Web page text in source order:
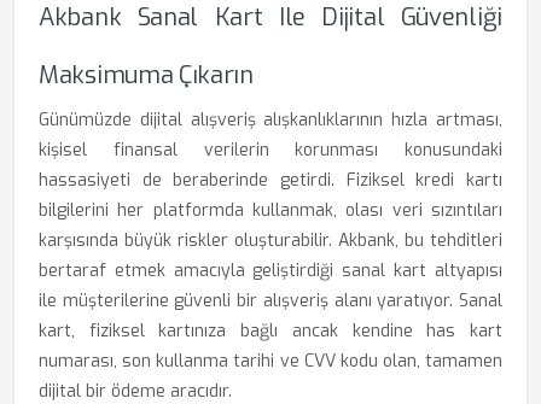
Akbank Sanal Kart Ile Dijital Güvenliği
Maksimuma Çıkarın
Günümüzde dijital alışveriş alışkanlıklarının hızla artması,
kişisel finansal verilerin korunması konusundaki
hassasiyeti de beraberinde getirdi. Fiziksel kredi kartı
bilgilerini her platformda kullanmak, olası veri sızıntıları
karşısında büyük riskler oluşturabilir. Akbank, bu tehditleri
bertaraf etmek amacıyla geliştirdiği sanal kart altyapısı
ile müşterilerine güvenli bir alışveriş alanı yaratıyor. Sanal
kart, fiziksel kartınıza bağlı ancak kendine has kart
numarası, son kullanma tarihi ve CVV kodu olan, tamamen
dijital bir ödeme aracıdır.